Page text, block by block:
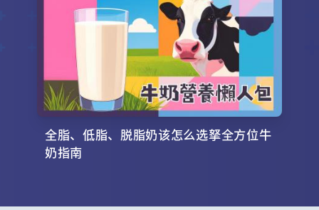
全脂、低脂、脱脂奶该怎么选拏全方位牛
奶指南